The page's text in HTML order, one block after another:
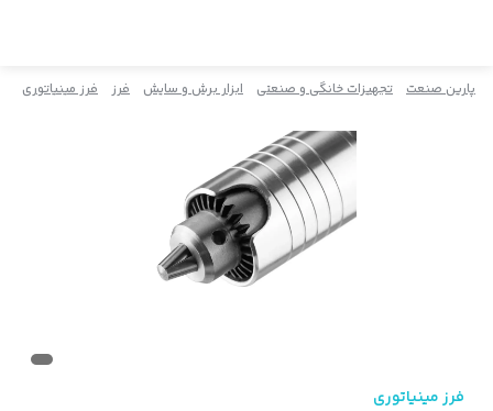
پارین صنعت تجهیزات خانگی و صنعتی ابزار برش و سایش فرز فرز مینیاتوری
فرز مینیاتوری